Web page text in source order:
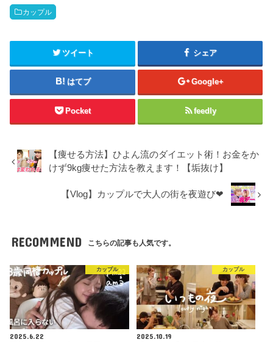
カップル
ツイート シェア
はてブ Google+
Pocket feedly
【痩せる方法】ひよん流のダイエット術！お金をか
けず9kg痩せた方法を教えます！【垢抜け】
【Vlog】カップルで大人の街を夜遊び❤︎
RECOMMEND こちらの記事も人気です。
カップル
2025.6.22
カップル
2025.10.19